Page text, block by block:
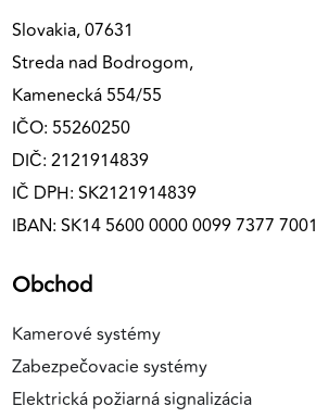
Slovakia, 07631
Streda nad Bodrogom,
Kamenecká 554/55
IČO: 55260250
DIČ: 2121914839
IČ DPH: SK2121914839
IBAN: SK14 5600 0000 0099 7377 7001
Obchod
Kamerové systémy
Zabezpečovacie systémy
Elektrická požiarná signalizácia